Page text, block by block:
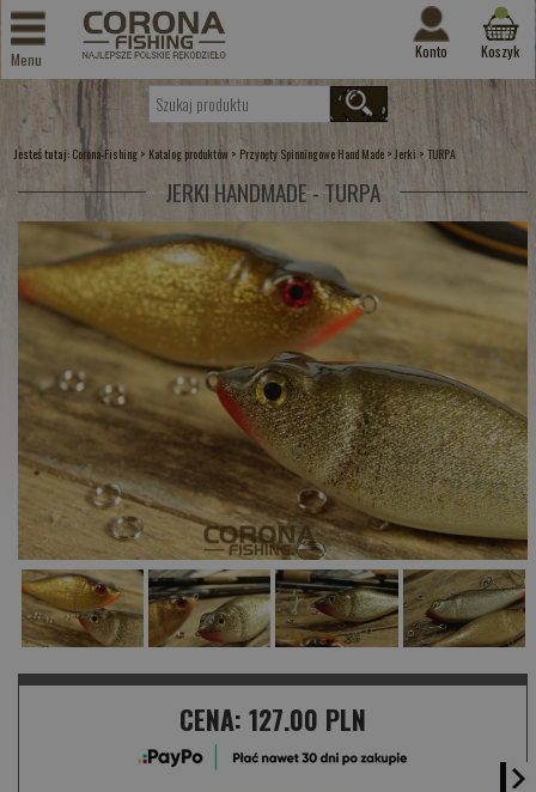
Menu Konto Koszyk
Jesteś tutaj: Corona-Fishing > Katalog produktów > Przynęty Spinningowe Hand Made > Jerki>TURPA
JERKI HANDMADE - TURPA
CENA:127.00 PLN